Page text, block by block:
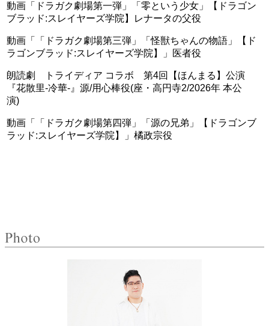
動画「ドラガク劇場第一弾」「零という少女」【ドラゴン
ブラッド:スレイヤーズ学院】レナータの父役
動画「「ドラガク劇場第三弾」「怪獣ちゃんの物語」【ド
ラゴンブラッド:スレイヤーズ学院】」医者役
朗読劇 トライディア コラボ 第4回【ほんまる】公演
『花散里-冷華-』源/用心棒役(座・高円寺2/2026年 本公
演)
動画「「ドラガク劇場第四弾」「源の兄弟」【ドラゴンブ
ラッド:スレイヤーズ学院】」橘政宗役